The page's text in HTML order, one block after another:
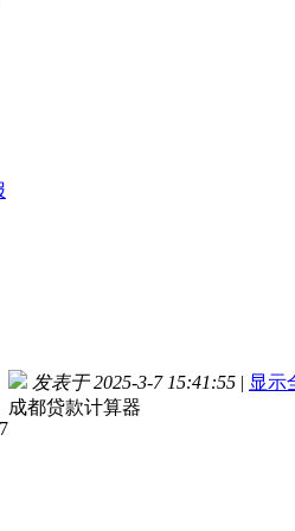
发表于 2025-3-7 15:41:55 | 显示
成都贷款计算器